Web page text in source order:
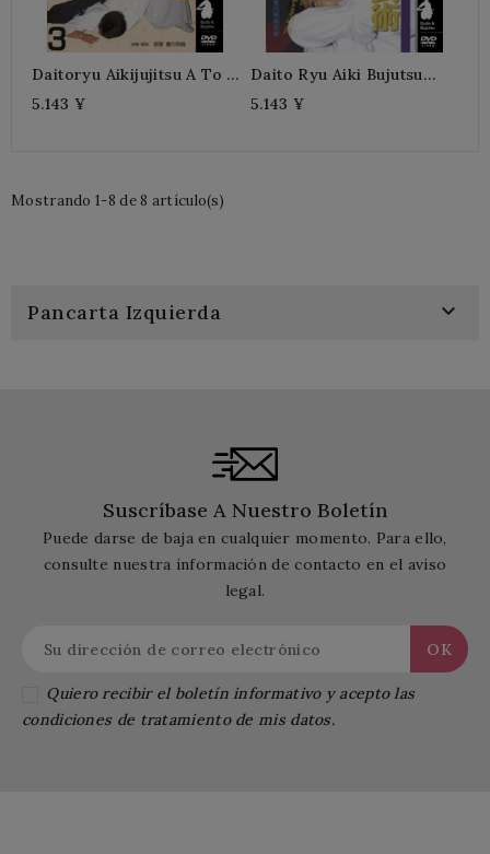
Daitoryu Aikijujitsu A To Z
N°3-SOGAWA Kazuoki
5.143 ¥
Daito Ryu Aiki Bujutsu
SOGAWA KAZUOKI
5.143 ¥
Mostrando 1-8 de 8 artículo(s)
Pancarta Izquierda 
Suscríbase A Nuestro Boletín
Puede darse de baja en cualquier momento. Para ello,
consulte nuestra información de contacto en el aviso
legal.
Quiero recibir el boletín informativo y acepto las
condiciones de tratamiento de mis datos.